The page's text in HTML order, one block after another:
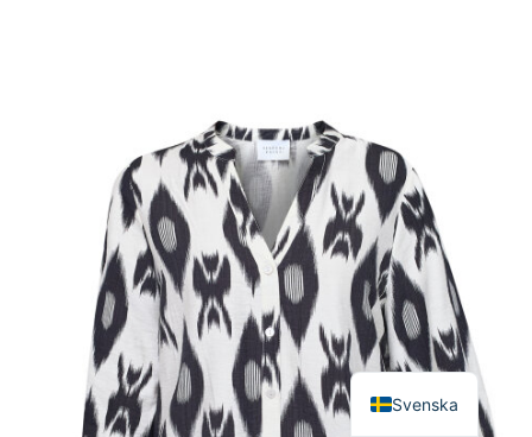
Svenska
English